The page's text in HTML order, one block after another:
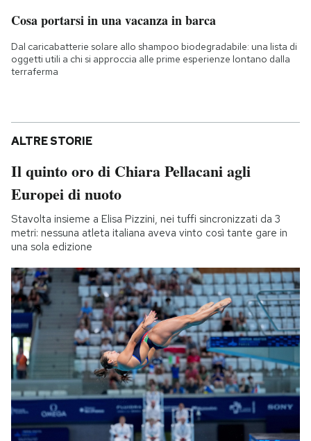
Cosa portarsi in una vacanza in barca
Dal caricabatterie solare allo shampoo biodegradabile: una lista di
oggetti utili a chi si approccia alle prime esperienze lontano dalla
terraferma
ALTRE STORIE
Il quinto oro di Chiara Pellacani agli
Europei di nuoto
Stavolta insieme a Elisa Pizzini, nei tuffi sincronizzati da 3
metri: nessuna atleta italiana aveva vinto così tante gare in
una sola edizione